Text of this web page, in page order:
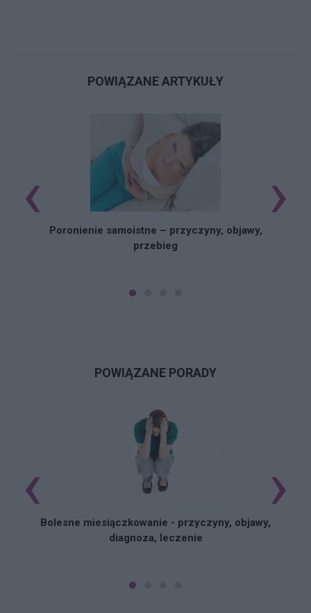
POWIĄZANE ARTYKUŁY
Poronienie samoistne – przyczyny, objawy,
przebieg
‹ ›
POWIĄZANE PORADY
Bolesne miesiączkowanie - przyczyny, objawy,
diagnoza, leczenie
‹ ›